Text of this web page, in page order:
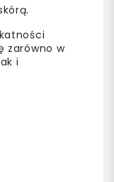
zarówno w
i